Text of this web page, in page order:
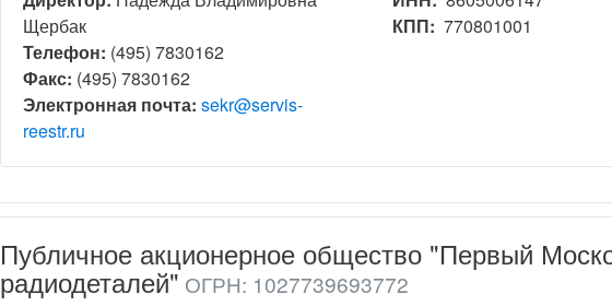
Щербак
Телефон: (495) 7830162
Факс: (495) 7830162
Электронная почта: sekr@servis-
reestr.ru
КПП: 770801001
Публичное акционерное общество "Первый
радиодеталей" ОГРН: 1027739693772